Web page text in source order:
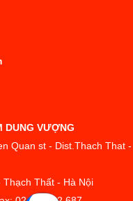
DUNG VƯỢNG
Quan st - Dist.Thach That -
Thất - Hà Nội